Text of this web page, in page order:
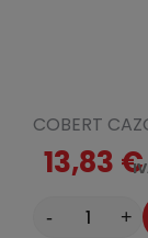
COBERT
13,83 €
- +